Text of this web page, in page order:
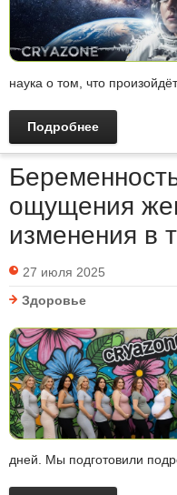
наука о том, что
Подробнее
ощущения
изменения в
27 июля 2025
Здоровье
дней. Мы подготовили